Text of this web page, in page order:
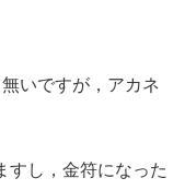
いですが，アカネ
すし，金符になった